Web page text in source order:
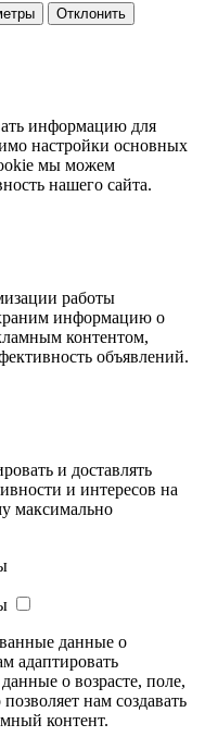
Отклонить
информацию для
настройки основных
мы можем
нашего сайта.
работы
информацию о
контентом,
объявлений.
и доставлять
и интересов на
максимально
данные о
адаптировать
о возрасте, поле,
нам создавать
контент.